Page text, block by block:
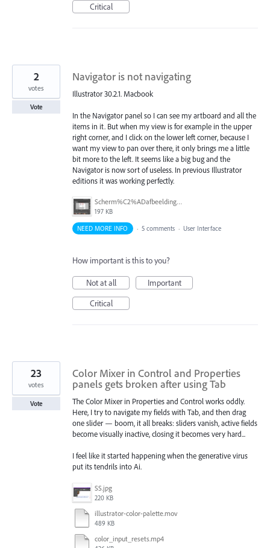
Critical
Navigator is not navigating
Illustrator 30.2.1. Macbook
In the Navigator panel so I can see my artboard and all the
items in it. But when my view is for example in the upper
right corner, and I click on the lower left corner, because I
want my view to pan over there, it only brings me a little
bit more to the left. It seems like a big bug and the
Navigator is now sort of useless. In previous Illustrator
editions it was working perfectly.
Scherm%C2%ADafbeelding%202026-05-07%20om%2013.03.01.png
197 KB
2
votes
Vote
NEED MORE INFO · 5 comments · User Interface
How important is this to you?
Not at all
Important
Critical
Color Mixer in Control and Properties
panels gets broken after using Tab
The Color Mixer in Properties and Control works oddly.
Here, I try to navigate my fields with Tab, and then drag
one slider — boom, it all breaks: sliders vanish, active fields
become visually inactive, closing it becomes very hard...
I feel like it started happening when the generative virus
put its tendrils into Ai.
SS.jpg
220 KB
illustrator-color-palette.mov
489 KB
color_input_resets.mp4
23
votes
Vote